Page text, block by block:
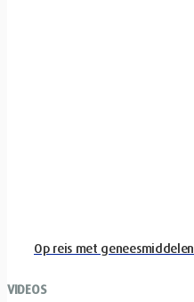
Op reis met geneesmiddelen
VIDEOS